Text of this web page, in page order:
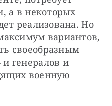
а в некоторых
реализована. Но
вариантов,
своеобразным
генералов и
военную